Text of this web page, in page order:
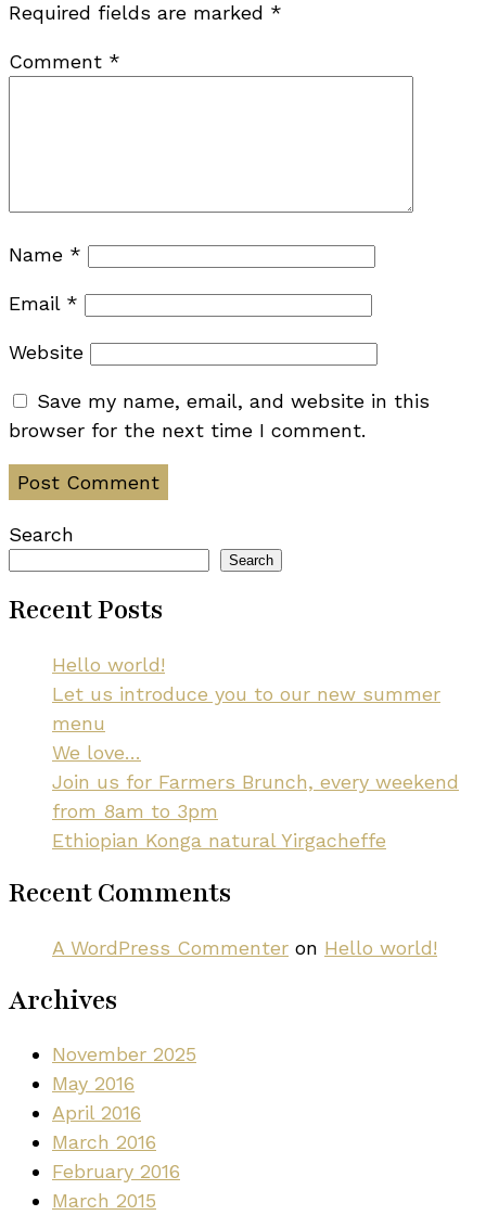
Required fields are marked *
Comment *
Name *
Email *
Website
Save my name, email, and website in this
browser for the next time I comment.
Search
Search
Recent Posts
Hello world!
Let us introduce you to our new summer
menu
We love…
Join us for Farmers Brunch, every weekend
from 8am to 3pm
Ethiopian Konga natural Yirgacheffe
Recent Comments
A WordPress Commenter on Hello world!
Archives
November 2025
May 2016
April 2016
March 2016
February 2016
March 2015